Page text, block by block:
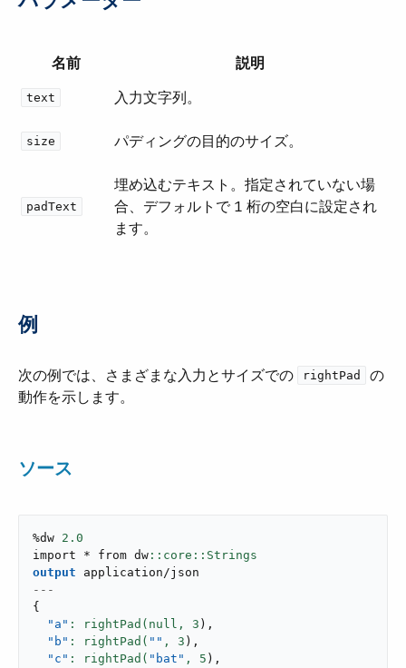
名前 説明
text 入力文字列。
size パディングの目的のサイズ。
padText
埋め込むテキスト。指定されていない場
合、デフォルトで 1 桁の空白に設定され
ます。
例
次の例では、さまざまな入力とサイズでの ​ rightPad
​ の
動作を示します。
ソース
%dw 2.0
import * from dw
output
application/json
---
{
"a" : rightPad(null, 3 ) ,
"b" : rightPad( "" , 3 ) ,
"c" : rightPad( "bat" , 5 ) ,